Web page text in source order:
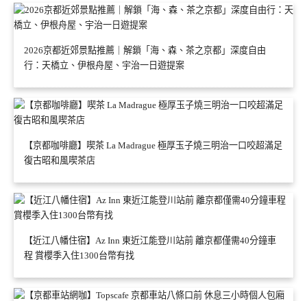
2026京都近郊景點推薦｜解鎖「海、森、茶之京都」深度自由
行：天橋立、伊根舟屋、宇治一日遊提案
【京都咖啡廳】喫茶 La Madrague 極厚玉子燒三明治一口咬超滿足
復古昭和風喫茶店
【近江八幡住宿】Az Inn 東近江能登川站前 離京都僅需40分鐘車
程 賞櫻季入住1300台幣有找